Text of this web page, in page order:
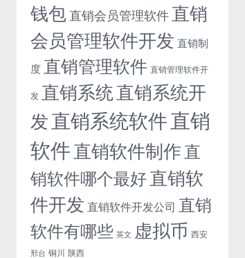
钱包 直销会员管理软件 直销
会员管理软件开发 直销制
度 直销管理软件 直销管理软件开
发 直销系统直销系统开
发直销系统软件直销
软件直销软件制作直
销软件哪个最好直销软
件开发 直销软件开发公司 直销
软件有哪些 英文 虚拟币 西安
邢台 铜川 陕西